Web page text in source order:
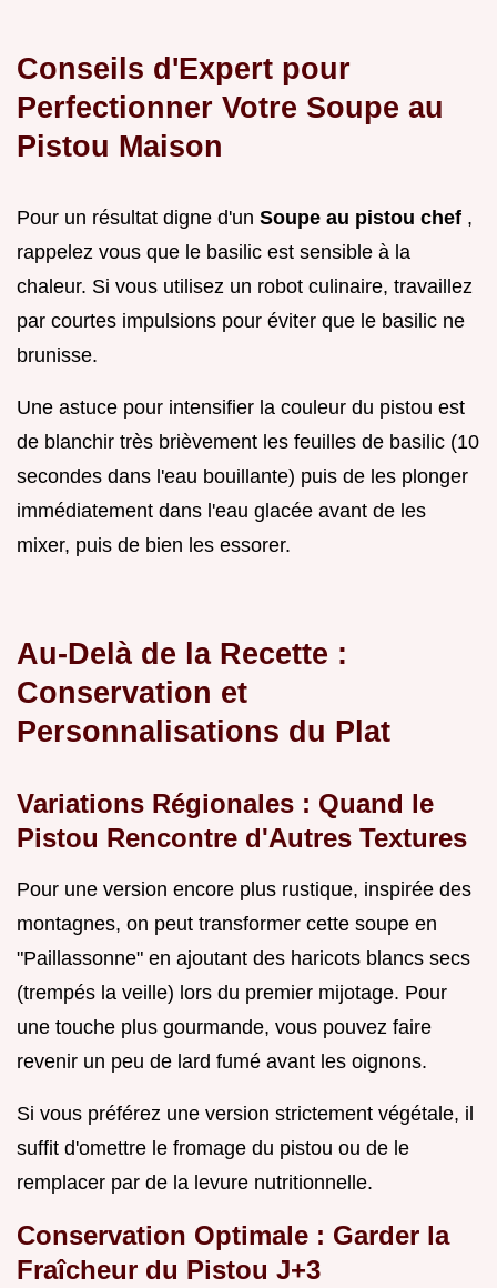
Conseils d'Expert pour
Perfectionner Votre Soupe au
Pistou Maison
Pour un résultat digne d'un Soupe au pistou chef ,
rappelez vous que le basilic est sensible à la
chaleur. Si vous utilisez un robot culinaire, travaillez
par courtes impulsions pour éviter que le basilic ne
brunisse.
Une astuce pour intensifier la couleur du pistou est
de blanchir très brièvement les feuilles de basilic (10
secondes dans l'eau bouillante) puis de les plonger
immédiatement dans l'eau glacée avant de les
mixer, puis de bien les essorer.
Au-Delà de la Recette :
Conservation et
Personnalisations du Plat
Variations Régionales : Quand le
Pistou Rencontre d'Autres Textures
Pour une version encore plus rustique, inspirée des
montagnes, on peut transformer cette soupe en
"Paillassonne" en ajoutant des haricots blancs secs
(trempés la veille) lors du premier mijotage. Pour
une touche plus gourmande, vous pouvez faire
revenir un peu de lard fumé avant les oignons.
Si vous préférez une version strictement végétale, il
suffit d'omettre le fromage du pistou ou de le
remplacer par de la levure nutritionnelle.
Conservation Optimale : Garder la
Fraîcheur du Pistou J+3